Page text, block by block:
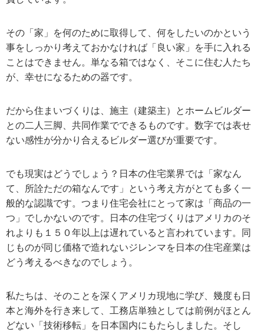
その「家」を何のために取得して、何をしたいのかという
事をしっかり考えておかなければ「良い家」を手に入れる
ことはできません。単なる箱ではなく、そこに住む人たち
が、幸せになるための器です。
だから住まいづくりは、施主（建築主）とホームビルダー
との二人三脚、共同作業でできるものです。数字では表せ
ない感性が分かり合えるビルダー選びが重要です。
でも現実はどうでしょう？日本の住宅業界では「家なん
て、所詮ただの箱なんです」という考え方がとても多く一
般的な認識です。つまり住宅会社にとって家は「商品の一
つ」でしかないのです。日本の住宅づくりはアメリカのそ
れよりも１５０年以上は遅れていると言われています。同
じものが同じ価格で造れないジレンマを日本の住宅産業は
どう考えるべきなのでしょう。
私たちは、そのことを深くアメリカ現地に学び、幾度も日
本と海外を行き来して、工務店単独としては前例がほとん
どない「技術移転」を日本国内にもたらしました。そし